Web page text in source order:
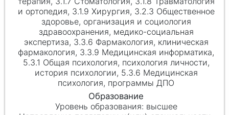
и ортопедия, 3.1.9 Хирургия, 3.2.3 Общественное
здоровье, организация и социология
здравоохранения, медико-социальная
экспертиза, 3.3.6 Фармакология, клиническая
фармакология, 3.3.9 Медицинская информатика,
5.3.1 Общая психология, психология личности,
история психологии, 5.3.6 Медицинская
психология, программы ДПО
высшее